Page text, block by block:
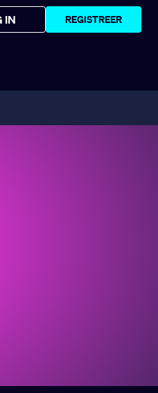
IN REGISTREER